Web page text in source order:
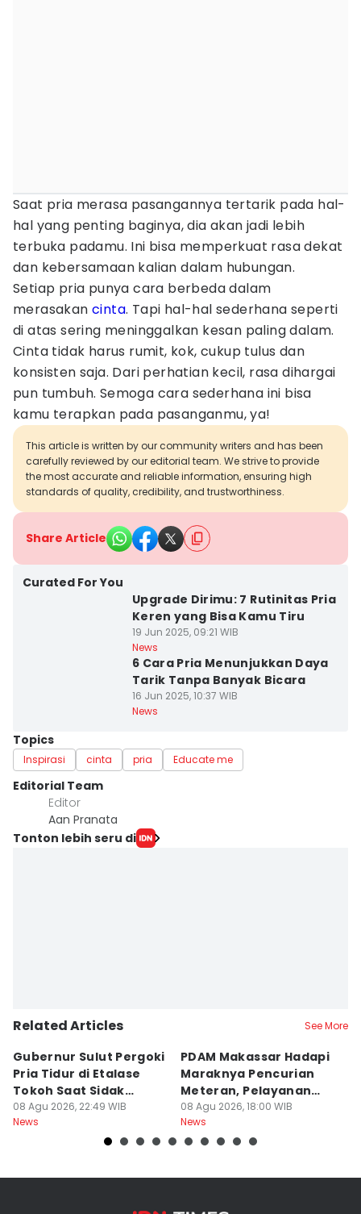
Saat pria merasa pasangannya tertarik pada hal-
hal yang penting baginya, dia akan jadi lebih
terbuka padamu. Ini bisa memperkuat rasa dekat
dan kebersamaan kalian dalam hubungan.
Setiap pria punya cara berbeda dalam
merasakancinta. Tapi hal-hal sederhana seperti
di atas sering meninggalkan kesan paling dalam.
Cinta tidak harus rumit, kok, cukup tulus dan
konsisten saja. Dari perhatian kecil, rasa dihargai
pun tumbuh. Semoga cara sederhana ini bisa
kamu terapkan pada pasanganmu, ya!
This article is written by our community writers and has been
carefully reviewed by our editorial team. We strive to provide
the most accurate and reliable information, ensuring high
standards of quality, credibility, and trustworthiness.
Share Article
Curated For You
Upgrade Dirimu: 7 Rutinitas Pria
Keren yang Bisa Kamu Tiru
19 Jun 2025, 09:21 WIB
News
6 Cara Pria Menunjukkan Daya
Tarik Tanpa Banyak Bicara
16 Jun 2025, 10:37 WIB
News
Topics
Inspirasi cinta pria Educate me
Editorial Team
Editor
Aan Pranata
Tonton lebih seru di
Related Articles See More
Gubernur Sulut Pergoki
Pria Tidur di Etalase
Tokoh Saat Sidak
Gedung
08 Agu 2026, 22:49 WIB
News
PDAM Makassar Hadapi
Maraknya Pencurian
Meteran, Pelayanan
Ikut Terdampak
08 Agu 2026, 18:00 WIB
News